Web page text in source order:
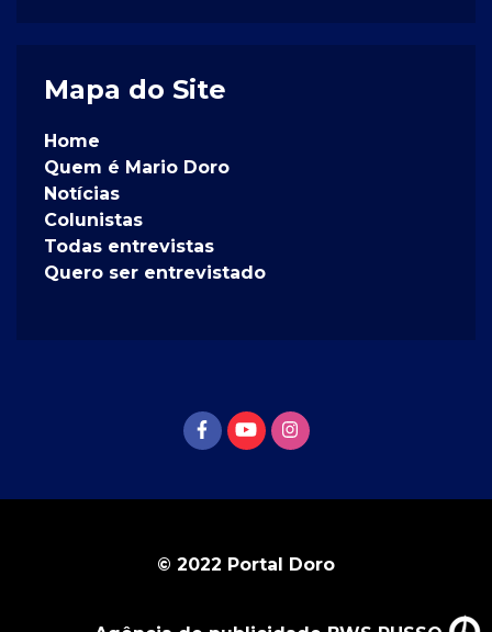
Mapa do Site
Home
Quem é Mario Doro
Notícias
Colunistas
Todas entrevistas
Quero ser entrevistado
© 2022 Portal Doro